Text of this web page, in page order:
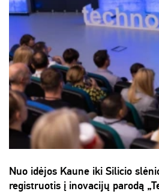
Nuo idėjos Kaune iki Silicio
registruotis į inovacijų parodą